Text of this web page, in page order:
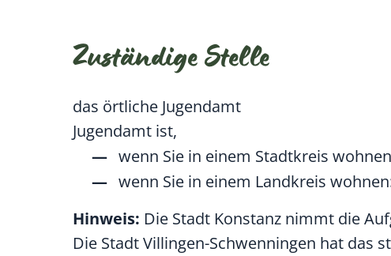
Zuständige Stelle
das örtliche Jugendamt
Jugendamt ist,
wenn Sie in einem Stadtkreis
wenn Sie in einem Landkreis
Hinweis: Die Stadt Konstanz nimmt die
Die Stadt Villingen-Schwenningen hat das